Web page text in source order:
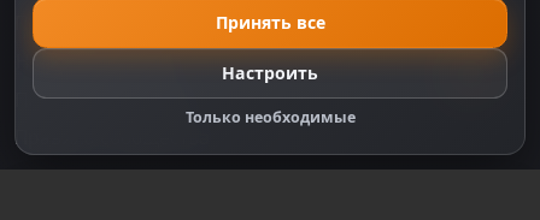
Настройки cookie
Правообладателям
Правила сообщества
Принять все
Настроить
Только необходимые